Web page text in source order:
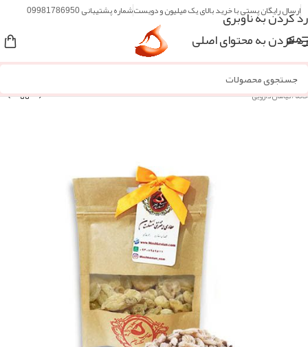
رد کردن به ناوبری
رد کردن به محتوای اصلی
ارسال رایگان پستی با خرید بالای یک میلیون و دویستشماره پشتیبانی 09981786950
منو
خانه/گیاهان دارویی